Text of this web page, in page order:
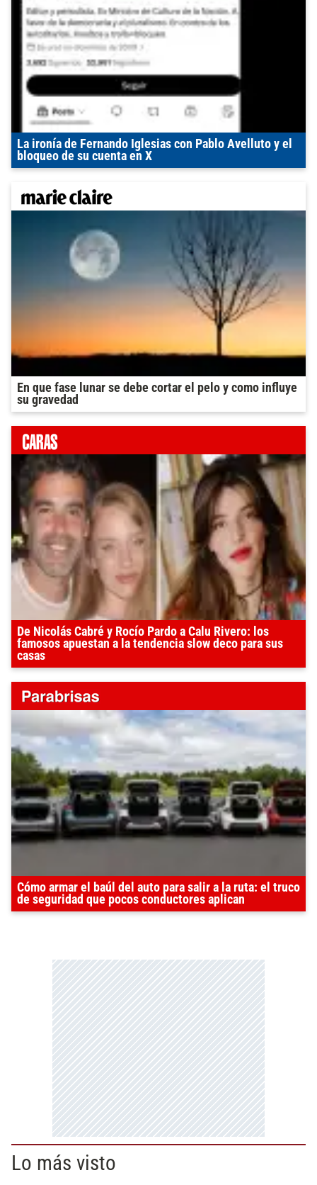
La ironía de Fernando Iglesias con Pablo Avelluto y el
bloqueo de su cuenta en X
En que fase lunar se debe cortar el pelo y como influye
su gravedad
De Nicolás Cabré y Rocío Pardo a Calu Rivero: los
famosos apuestan a la tendencia slow deco para sus
casas
Cómo armar el baúl del auto para salir a la ruta: el truco
de seguridad que pocos conductores aplican
Lo más visto